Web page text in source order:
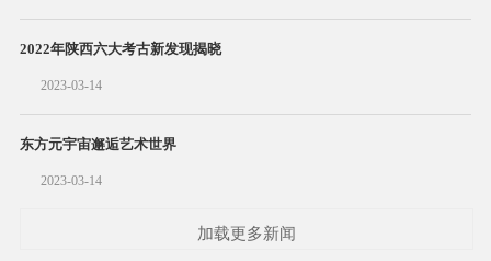
2022年陕西六大考古新发现揭晓
2023-03-14
东方元宇宙邂逅艺术世界
2023-03-14
加载更多新闻